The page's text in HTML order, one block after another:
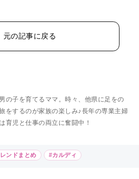
元の記事に戻る
の子を育てるママ。時々、他県に足をの
をするのが家族の楽しみ♪長年の専業主婦
育児と仕事の両立に奮闘中！
ンドまとめ #カルディ